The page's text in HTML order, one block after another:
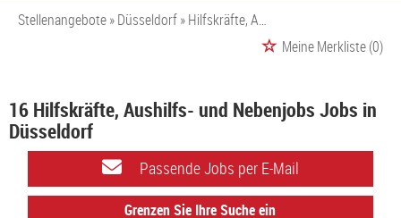
Stellenangebote Düsseldorf Hilfskräfte, Aushilfs- und Nebenjobs
Meine Merkliste(0)
16 Hilfskräfte, Aushilfs- und Nebenjobs Jobs in
Düsseldorf
Passende Jobs per E-Mail
Grenzen Sie Ihre Suche ein